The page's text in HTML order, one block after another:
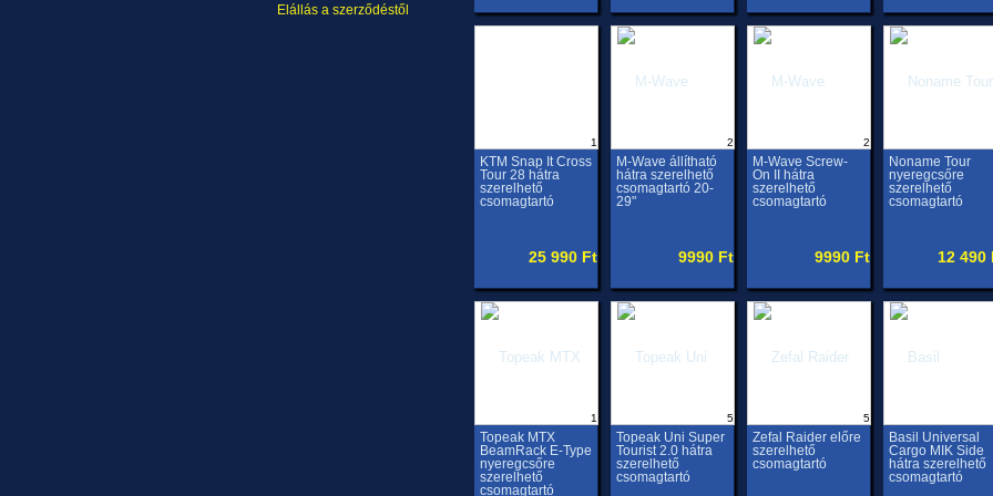
Elállás a szerződéstől
1
KTM Snap It Cross
Tour 28 hátra
szerelhető
csomagtartó
25 990 Ft
2
M-Wave állítható
hátra szerelhető
csomagtartó 20-
29"
9990 Ft
2
M-Wave Screw-
On II hátra
szerelhető
csomagtartó
9990 Ft
Noname Tour
nyeregcsőre
szerelhető
csomagtartó
12 490
1
Topeak MTX
BeamRack E-Type
nyeregcsőre
szerelhető
csomagtartó
5
Topeak Uni Super
Tourist 2.0 hátra
szerelhető
csomagtartó
5
Zefal Raider előre
szerelhető
csomagtartó
Basil Universal
Cargo MIK Side
hátra szerelhető
csomagtartó